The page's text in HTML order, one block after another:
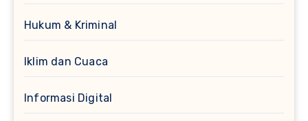
Hukum & Kriminal
Iklim dan Cuaca
Informasi Digital